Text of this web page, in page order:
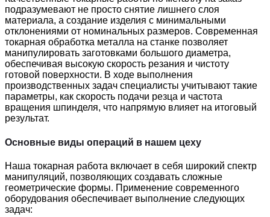
подразумевают не просто снятие лишнего слоя
материала, а создание изделия с минимальными
отклонениями от номинальных размеров. Современная
токарная обработка металла на станке позволяет
манипулировать заготовками большого диаметра,
обеспечивая высокую скорость резания и чистоту
готовой поверхности. В ходе выполнения
производственных задач специалисты учитывают такие
параметры, как скорость подачи резца и частота
вращения шпинделя, что напрямую влияет на итоговый
результат.
Основные виды операций в нашем цеху
Наша токарная работа включает в себя широкий спектр
манипуляций, позволяющих создавать сложные
геометрические формы. Применение современного
оборудования обеспечивает выполнение следующих
задач: